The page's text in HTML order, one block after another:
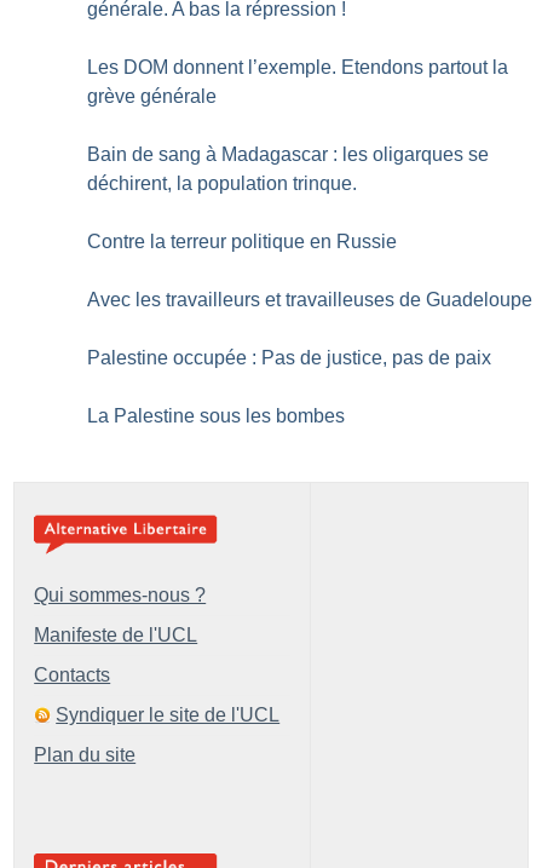
générale. A bas la répression !
Les DOM donnent l’exemple. Etendons partout la
grève générale
Bain de sang à Madagascar : les oligarques se
déchirent, la population trinque.
Contre la terreur politique en Russie
Avec les travailleurs et travailleuses de Guadeloupe
Palestine occupée : Pas de justice, pas de paix
La Palestine sous les bombes
Qui sommes-nous ?
Manifeste de l'UCL
Contacts
Syndiquer le site de l'UCL
Plan du site